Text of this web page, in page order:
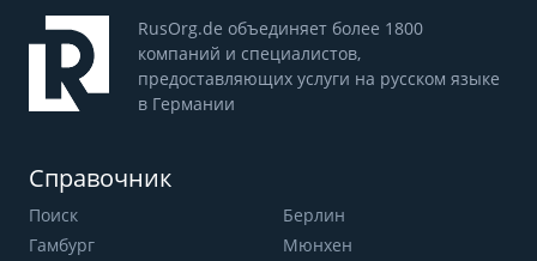
RusOrg.de объединяет более 1800
компаний и специалистов,
предоставляющих услуги на русском языке
в Германии
Справочник
Поиск
Берлин
Гамбург
Мюнхен